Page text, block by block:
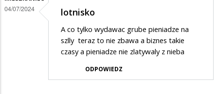
04/07/2024 lotnisko
A co tylko wydawac grube pieniadze na
szlly teraz to nie zbawa a biznes takie
czasy a pieniadze nie zlatywaly z nieba
ODPOWIEDZ